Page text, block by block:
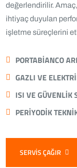
değerlendirilir.
ihtiyaç duyulan
işletme süreçlerini
PORTABIANCO
GAZLI VE
ISI VE GÜVENLIK
PERIYODIK
SERVIS ÇAĞIR